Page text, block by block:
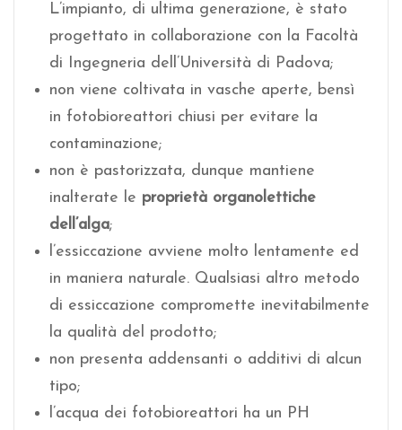
L’impianto, di ultima generazione, è stato
progettato in collaborazione con la Facoltà
di Ingegneria dell’Università di Padova;
non viene coltivata in vasche aperte, bensì
in fotobioreattori chiusi per evitare la
contaminazione;
non è pastorizzata, dunque mantiene
inalterate le proprietà organolettiche
dell’alga;
l’essiccazione avviene molto lentamente ed
in maniera naturale. Qualsiasi altro metodo
di essiccazione compromette inevitabilmente
la qualità del prodotto;
non presenta addensanti o additivi di alcun
tipo;
l’acqua dei fotobioreattori ha un PH